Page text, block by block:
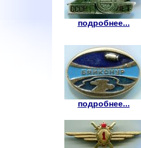
подробнее...
подробнее...